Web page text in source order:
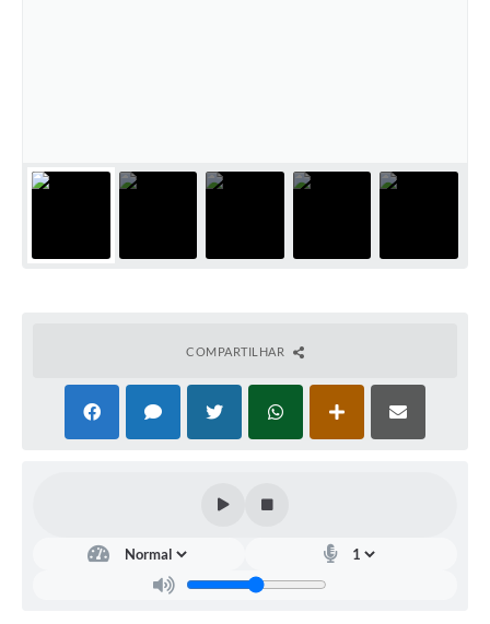
Contas Públicas
Editais
Telefones Úteis
COMPARTILHAR